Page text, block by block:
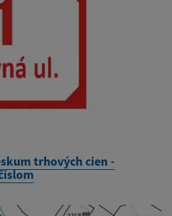
trhových cien -